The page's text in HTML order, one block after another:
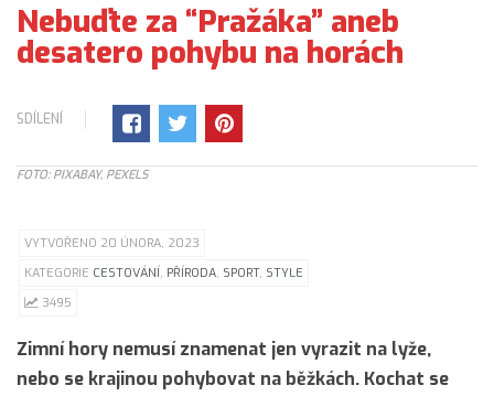
Nebuďte za “Pražáka” aneb
desatero pohybu na horách
SDÍLENÍ
FOTO: PIXABAY, PEXELS
VYTVOŘENO 20 ÚNORA, 2023
KATEGORIE CESTOVÁNÍ, PŘÍRODA, SPORT, STYLE
3495
Zimní hory nemusí znamenat jen vyrazit na lyže,
nebo se krajinou pohybovat na běžkách. Kochat se